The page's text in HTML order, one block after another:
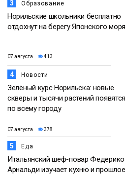
3 Образование
Норильские школьники бесплатно
отдохнут на берегу Японского моря
07 августа 413
4 Новости
Зелёный курс Норильска: новые
скверы и тысячи растений появятся
по всему городу
07 августа 378
5 Еда
Итальянский шеф-повар Федерико
Арнальди изучает кухню и прошлое